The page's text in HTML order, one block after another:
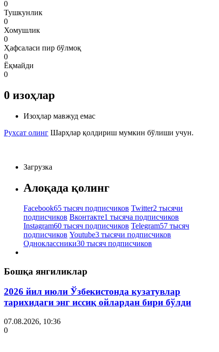
0
Тушкунлик
0
Хомушлик
0
Ҳафсаласи пир бўлмоқ
0
Ёқмайди
0
0 изоҳлар
Изоҳлар мавжуд емас
Рухсат олинг Шарҳлар қолдириш мумкин бўлиши учун.
Загрузка
Алоқада қолинг
Facebook65 тысяч подписчиков Twitter2 тысячи
подписчиков Вконтакте1 тысяча подписчиков
Instagram60 тысяч подписчиков Telegram57 тысяч
подписчиков Youtube3 тысячи подписчиков
Одноклассники30 тысяч подписчиков
Бошқа янгиликлар
2026 йил июли Ўзбекистонда кузатувлар
тарихидаги энг иссиқ ойлардан бири бўлди
07.08.2026, 10:36
0